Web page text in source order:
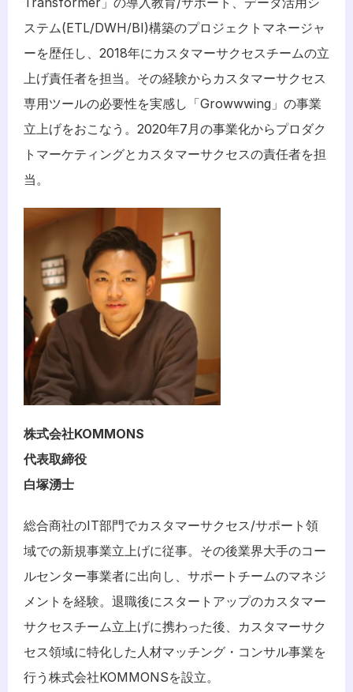
ステム(ETL/DWH/BI)構築のプロジェクトマネージャ
ーを歴任し、2018年にカスタマーサクセスチームの立
上げ責任者を担当。その経験からカスタマーサクセス
専用ツールの必要性を実感し「Growwwing」の事業
立上げをおこなう。2020年7月の事業化からプロダク
トマーケティングとカスタマーサクセスの責任者を担
当。
株式会社KOMMONS
代表取締役
白塚湧士
総合商社のIT部門でカスタマーサクセス/サポート領
域での新規事業立上げに従事。その後業界大手のコー
ルセンター事業者に出向し、サポートチームのマネジ
メントを経験。退職後にスタートアップのカスタマー
サクセスチーム立上げに携わった後、カスタマーサク
セス領域に特化した人材マッチング・コンサル事業を
行う 株式会社KOMMONSを設立。